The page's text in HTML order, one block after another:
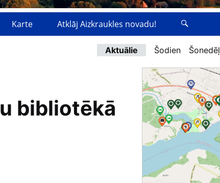
Karte Atklāj Aizkraukles novadu!
Aktuālie Šodien Šonedēļ
bibliotēkā